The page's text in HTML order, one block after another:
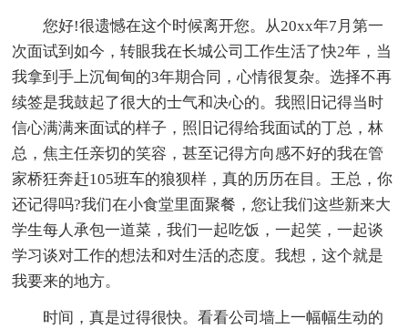
您好!很遗憾在这个时候离开您。从20xx年7月第一
次面试到如今，转眼我在长城公司工作生活了快2年，当
我拿到手上沉甸甸的3年期合同，心情很复杂。选择不再
续签是我鼓起了很大的士气和决心的。我照旧记得当时
信心满满来面试的样子，照旧记得给我面试的丁总，林
总，焦主任亲切的笑容，甚至记得方向感不好的我在管
家桥狂奔赶105班车的狼狈样，真的历历在目。王总，你
还记得吗?我们在小食堂里面聚餐，您让我们这些新来大
学生每人承包一道菜，我们一起吃饭，一起笑，一起谈
学习谈对工作的想法和对生活的态度。我想，这个就是
我要来的地方。
时间，真是过得很快。看看公司墙上一幅幅生动的